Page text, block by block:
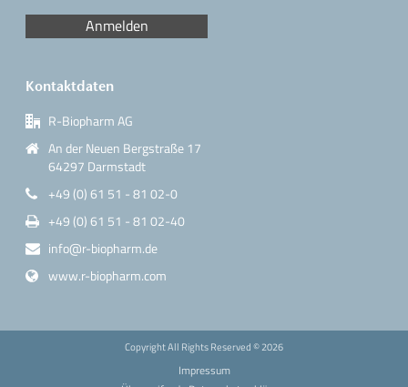
Kontaktdaten
R-Biopharm AG
An der Neuen Bergstraße 17
64297 Darmstadt
+49 (0) 61 51 - 81 02-0
+49 (0) 61 51 - 81 02-40
info@r-biopharm.de
www.r-biopharm.com
Copyright All Rights Reserved ©2026
Impressum